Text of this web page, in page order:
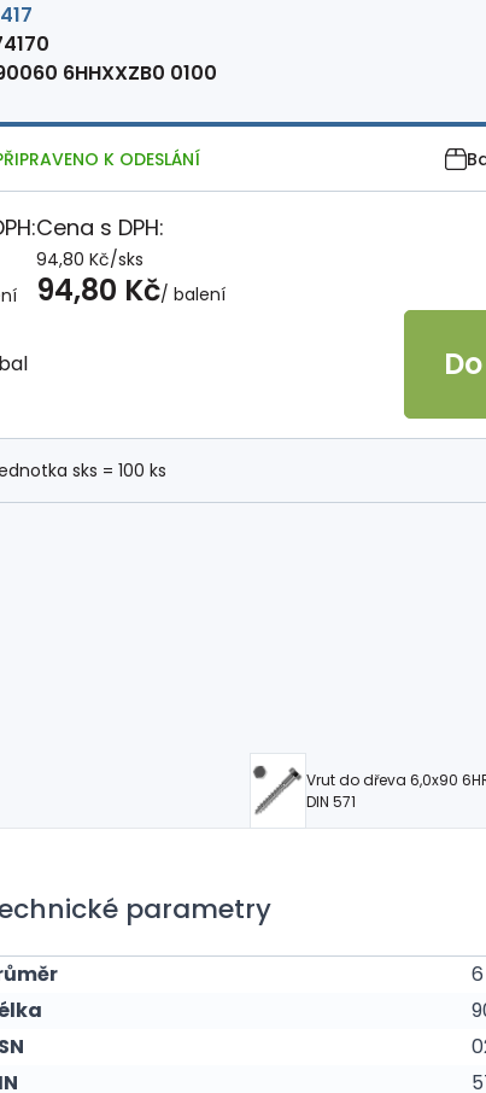
6HHXXZB0 0100
K ODESLÁNÍ
Cena s DPH:
94,80 Kč/sks
94,80 Kč/ balení
bal
sks = 100 ks
Vrut do dřeva 6,0x90
DIN 571
parametry